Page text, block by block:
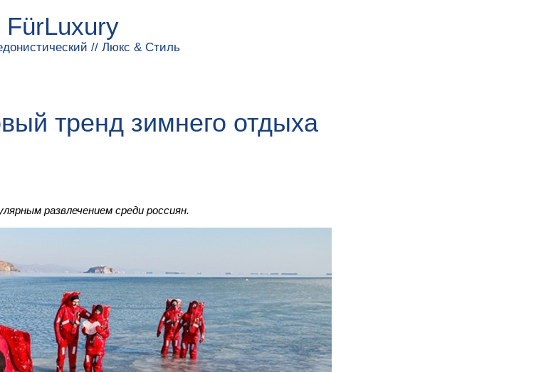
FürLuxury
// Люкс & Стиль
тренд зимнего отдыха
развлечением среди россиян.